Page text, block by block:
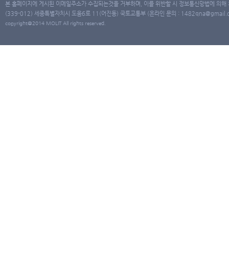
본 홈페이지에 게시된 이메일주소가 수집되는것을 거부하며, 이를 위반할 시 정보통신망법에 의
(339-012) 세종특별자치시 도움6로 11(어진동) 국토교통부 (온라인 문의 :
copyright@2014 MOLIT All rights reserved.